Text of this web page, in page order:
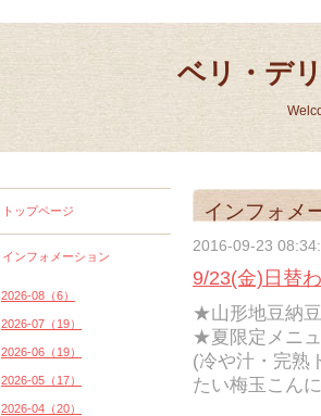
ベリ・デ
インフォメ
2016-09-23
9/23(金)日替
★山形地豆納
★夏限定メニ
(冷や汁・完熟
たい梅玉こん
トップページ
インフォメーション
2026-08（6）
2026-07（19）
2026-06（19）
2026-05（17）
2026-04（20）